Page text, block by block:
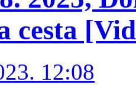
cesta
12:08